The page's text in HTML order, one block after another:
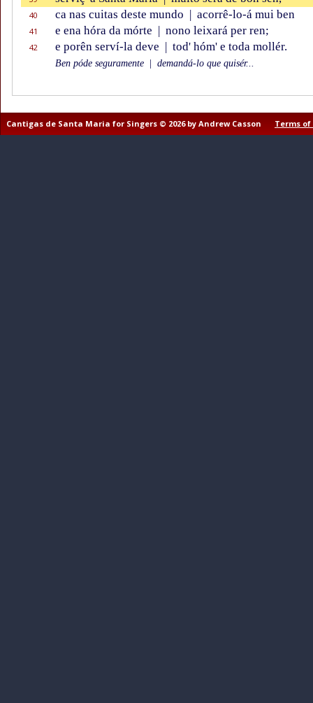
40 ca nas cuitas deste mundo | acorrê-lo-á mui ben
41 e ena hóra da mórte | nono leixará per ren;
42 e porên serví-la deve | tod' hóm' e toda mollér.
Ben póde seguramente demandá-lo que quisér...
Cantigas de Santa Maria for Singers © 2026 by Andrew Casson Terms of